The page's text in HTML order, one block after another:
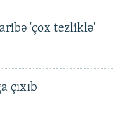
'çox tezliklə'
çıxıb